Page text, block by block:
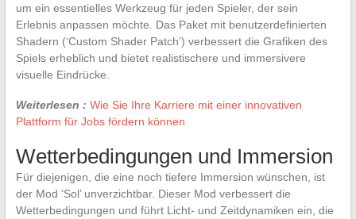
um ein essentielles Werkzeug für jeden Spieler, der sein
Erlebnis anpassen möchte. Das Paket mit benutzerdefinierten
Shadern (‘Custom Shader Patch’) verbessert die Grafiken des
Spiels erheblich und bietet realistischere und immersivere
visuelle Eindrücke.
Weiterlesen : Wie Sie Ihre Karriere mit einer innovativen
Plattform für Jobs fördern können
Wetterbedingungen und Immersion
Für diejenigen, die eine noch tiefere Immersion wünschen, ist
der Mod ‘Sol’ unverzichtbar. Dieser Mod verbessert die
Wetterbedingungen und führt Licht- und Zeitdynamiken ein, die